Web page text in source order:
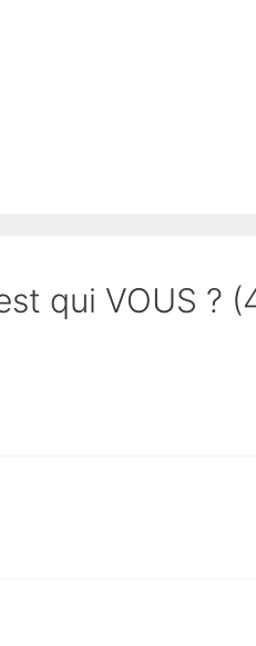
qui VOUS ?